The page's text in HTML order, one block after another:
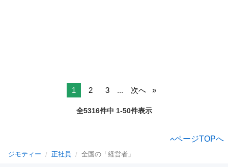
1 2 3 ... 次へ
全5316件中 1-50件表示
ページTOPへ
ジモティー 正社員 全国の「経営者」